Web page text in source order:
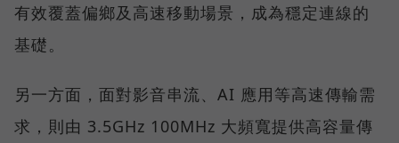
有效覆蓋偏鄉及高速移動場景，成為穩定連線的
基礎。
另一方面，面對影音串流、AI 應用等高速傳輸需
求，則由 3.5GHz 100MHz 大頻寬提供高容量傳